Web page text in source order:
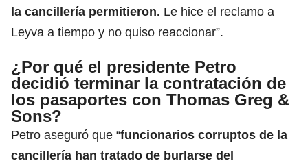
la cancillería permitieron. Le hice el reclamo a
Leyva a tiempo y no quiso reaccionar”.
¿Por qué el presidente Petro
decidió terminar la contratación de
los pasaportes con Thomas Greg &
Sons?
Petro aseguró que “funcionarios corruptos de la
cancillería han tratado de burlarse del